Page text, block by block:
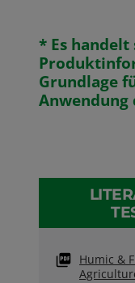
* Es
Grundlage
Anwendung
Humic &